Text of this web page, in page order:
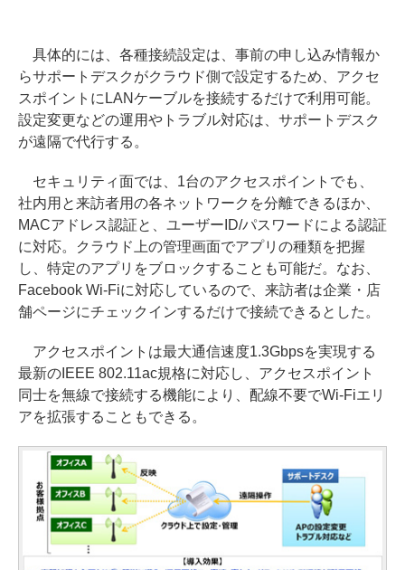
具体的には、各種接続設定は、事前の申し込み情報か
らサポートデスクがクラウド側で設定するため、アクセ
スポイントにLANケーブルを接続するだけで利用可能。
設定変更などの運用やトラブル対応は、サポートデスク
が遠隔で代行する。
セキュリティ面では、1台のアクセスポイントでも、
社内用と来訪者用の各ネットワークを分離できるほか、
MACアドレス認証と、ユーザーID/パスワードによる認証
に対応。クラウド上の管理画面でアプリの種類を把握
し、特定のアプリをブロックすることも可能だ。なお、
Facebook Wi-Fiに対応しているので、来訪者は企業・店
舗ページにチェックインするだけで接続できるとした。
アクセスポイントは最大通信速度1.3Gbpsを実現する
最新のIEEE 802.11ac規格に対応し、アクセスポイント
同士を無線で接続する機能により、配線不要でWi-Fiエリ
アを拡張することもできる。